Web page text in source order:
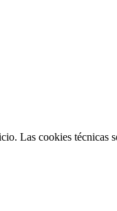
Las cookies técnicas